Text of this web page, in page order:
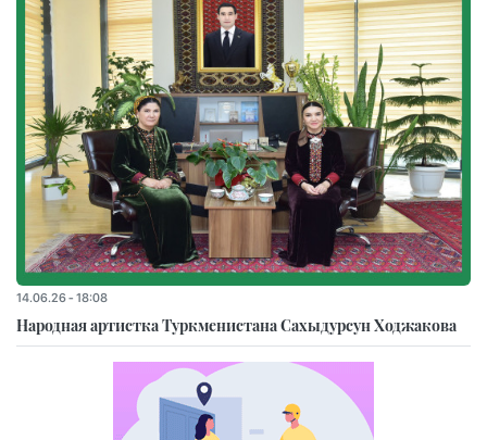
14.06.26 - 18:08
Народная артистка Туркменистана Сахыдурсун Ходжакова